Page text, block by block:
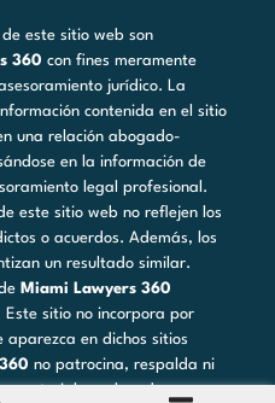
este sitio web son
360 con fines meramente
jurídico. La
contenida en el sitio
una relación abogado-
en la información de
legal profesional.
este sitio web no reflejen los
o acuerdos. Además, los
un resultado similar.
Miami Lawyers 360
sitio no incorpora por
en dichos sitios
no patrocina, respalda ni
materiales enlazados.